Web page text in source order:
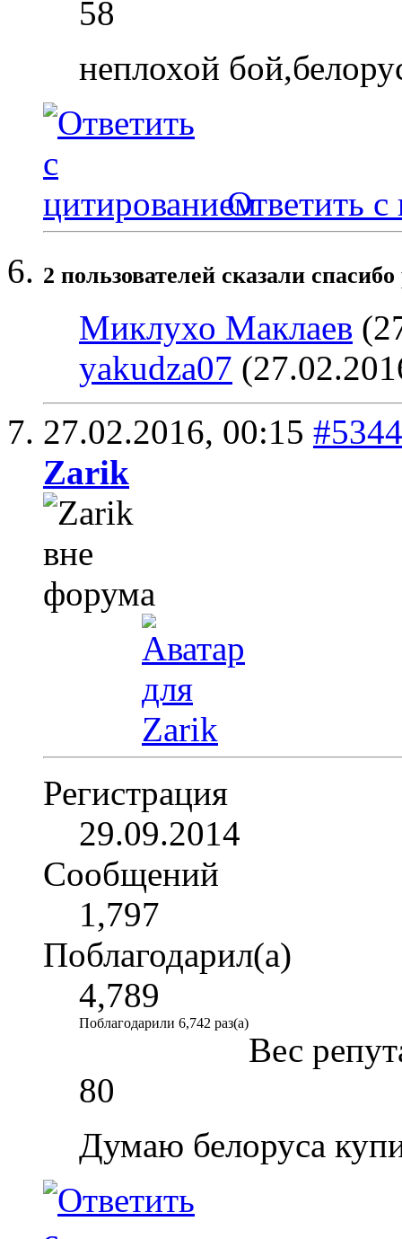
58
неплохой
Ответить с
2 пользователей сказали
Миклухо Маклаев
yakudza07
27.02.2016, 00:15 #5344
Zarik
Регистрация
29.09.2014
Сообщений
1,797
Поблагодарил(а)
4,789
Поблагодарили 6,742 раз(а)
Вес
80
Думаю белоруса